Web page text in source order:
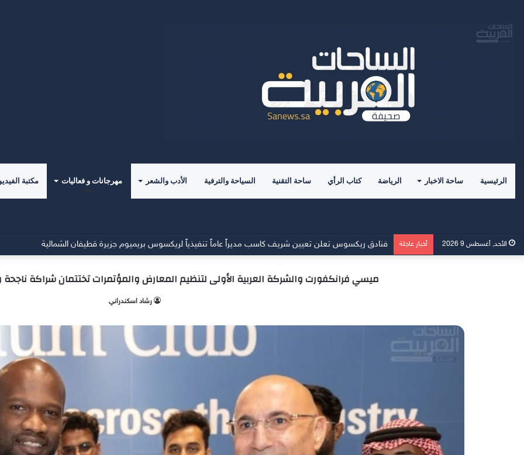
الرئيسية ساحة الاخبار الرياضة كتاب الرأي ساحة التقنية السياحة والترفية الأدب والشعر مهرجانات و فعاليات مكتبة
الأحد, أغسطس 9 2026 أخبار عاجلة فنادق ريكسوس تعلن تعيين شريف كاسب مديراً عاماً تنفيذياً لريكسوس بريميوم جزيرة قطيفان الشمالية
ميسي فرانكفورت والشركة العربية الأولى لتنظيم المعارض والمؤتمرات تختتمان شراكة
‫رشاد اسكندراني